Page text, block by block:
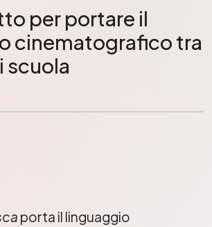
per portare il
cinematografico tra
scuola
porta il linguaggio